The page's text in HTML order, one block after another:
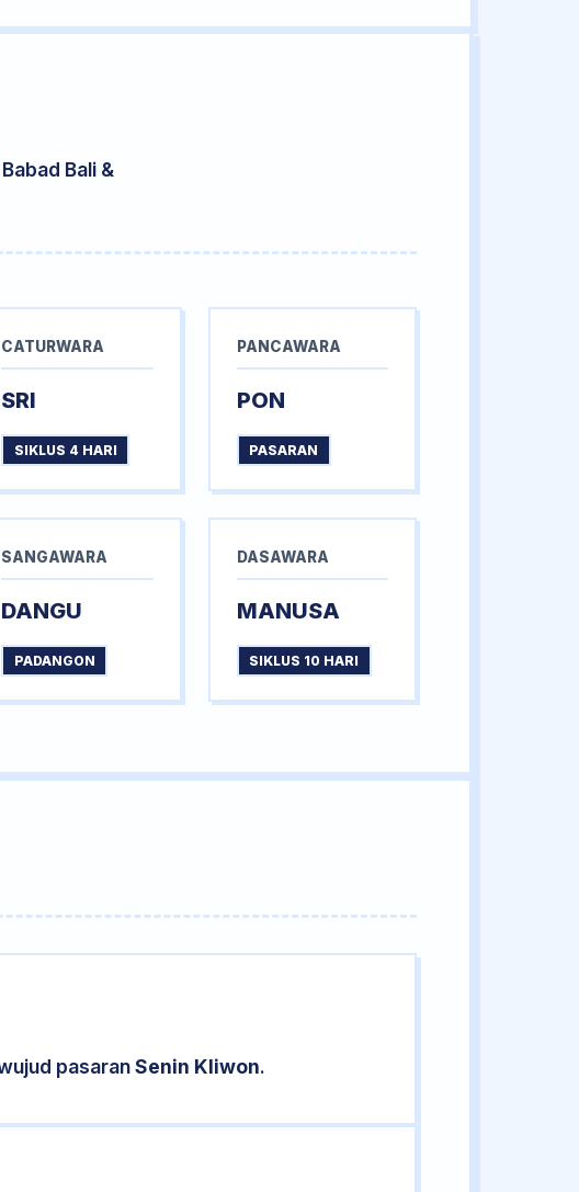
Bali &
CATURWARA
SRI
SIKLUS 4 HARI
PANCAWARA
PON
PASARAN
SANGAWARA
DANGU
PADANGON
DASAWARA
MANUSA
SIKLUS 10 HARI
pasaranSenin Kliwon.